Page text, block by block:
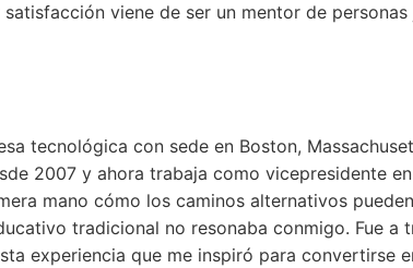
viene de ser un mentor de personas
tecnológica con sede en Boston,
2007 y ahora trabaja como vicepresidente
mano cómo los caminos alternativos
tradicional no resonaba conmigo. Fue a
experiencia que me inspiró para convertirse